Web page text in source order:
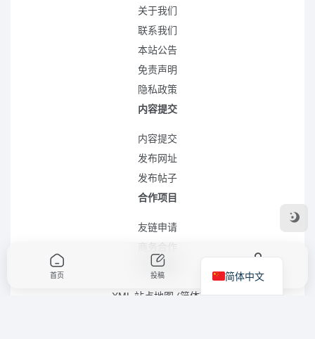
关于我们
联系我们
本站公告
免责声明
隐私政策
内容提交
内容提交
发布网址
发布帖子
合作项目
友链申请
站点地图
XML 站点地图 (简体)
首页 投稿 我的
简体中文